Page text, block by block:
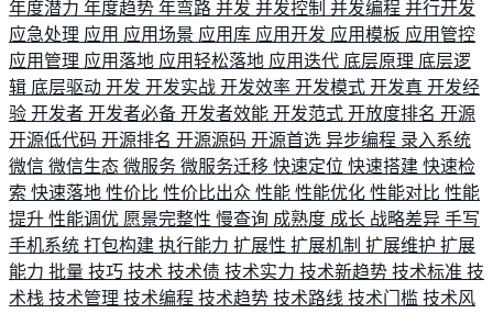
年度潜力 年度趋势 年弯路 并发 并发控制 并发编程 并行开发
应急处理 应用 应用场景 应用库 应用开发 应用模板 应用管控
应用管理 应用落地 应用轻松落地 应用迭代 底层原理 底层逻
辑 底层驱动 开发 开发实战 开发效率 开发模式 开发真 开发经
验 开发者 开发者必备 开发者效能 开发范式 开放度排名 开源
开源低代码 开源排名 开源源码 开源首选 异步编程 录入系统
微信 微信生态 微服务 微服务迁移 快速定位 快速搭建 快速检
索 快速落地 性价比 性价比出众 性能 性能优化 性能对比 性能
提升 性能调优 愿景完整性 慢查询 成熟度 成长 战略差异 手写
手机系统 打包构建 执行能力 扩展性 扩展机制 扩展维护 扩展
能力 批量 技巧 技术 技术债 技术实力 技术新趋势 技术标准 技
术栈 技术管理 技术编程 技术趋势 技术路线 技术门槛 技术风